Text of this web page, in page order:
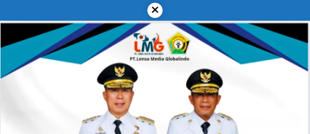
ke
konten
×